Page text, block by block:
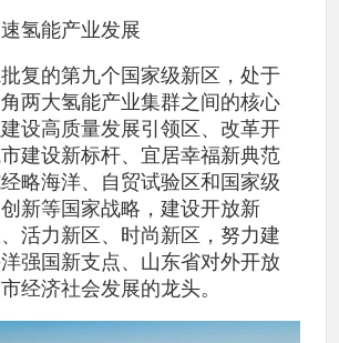
氢能产业发展
复的第九个国家级新区，处于
两大氢能产业集群之间的核心
设高质量发展引领区、改革开
建设新标杆、宜居幸福新典范
略海洋、自贸试验区和国家级
新等国家战略，建设开放新
活力新区、时尚新区，努力建
强国新支点、山东省对外开放
经济社会发展的龙头。